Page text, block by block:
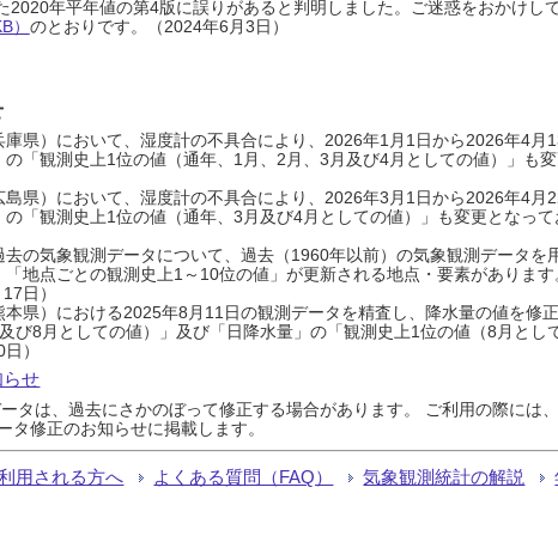
2020年平年値の第4版に誤りがあると判明しました。ご迷惑をおかけし
） のとおりです。（2024年6月3日）
県）において、湿度計の不具合により、2026年1月1日から2026年4月
「観測史上1位の値（通年、1月、2月、3月及び4月としての値）」も
県）において、湿度計の不具合により、2026年3月1日から2026年4月
「観測史上1位の値（通年、3月及び4月としての値）」も変更となっ
の気象観測データについて、過去（1960年以前）の気象観測データ
地点ごとの観測史上1～10位の値」が更新される地点・要素があります
日）
県）における2025年8月11日の観測データを精査し、降水量の値を修
び8月としての値）」及び「日降水量」の「観測史上1位の値（8月と
）
らせ
タは、過去にさかのぼって修正する場合があります。 ご利用の際には
タ修正のお知らせに掲載します。
用される方へ よくある質問（FAQ） 気象観測統計の解説